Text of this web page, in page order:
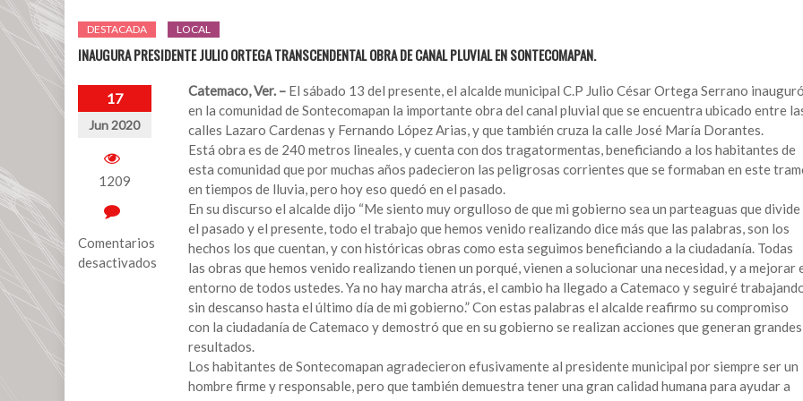
DESTACADA LOCAL
INAUGURA PRESIDENTE JULIO ORTEGA TRANSCENDENTAL OBRA DE CANAL PLUVIAL EN SONTECOMAPAN.
17
Jun 2020
1209
Comentarios
desactivados
TRANSCENDENTAL
Catemaco, Ver. –El sábado 13 del presente, el alcalde municipal C.P Julio César Ortega Serrano inauguró
en la comunidad de Sontecomapan la importante obra del canal pluvial que se encuentra ubicado entre
calles Lazaro Cardenas y Fernando López Arias, y que también cruza la calle José María Dorantes.
Está obra es de 240 metros lineales, y cuenta con dos tragatormentas, beneficiando a los habitantes de
esta comunidad que por muchas años padecieron las peligrosas corrientes que se formaban en este
en tiempos de lluvia, pero hoy eso quedó en el pasado.
En su discurso el alcalde dijo “Me siento muy orgulloso de que mi gobierno sea un parteaguas que divide
el pasado y el presente, todo el trabajo que hemos venido realizando dice más que las palabras, son los
hechos los que cuentan, y con históricas obras como esta seguimos beneficiando a la ciudadanía. Todas
las obras que hemos venido realizando tienen un porqué, vienen a solucionar una necesidad, y a mejorar
entorno de todos ustedes. Ya no hay marcha atrás, el cambio ha llegado a Catemaco y seguiré
sin descanso hasta el último día de mi gobierno.” Con estas palabras el alcalde reafirmo su compromiso
con la ciudadanía de Catemaco y demostró que en su gobierno se realizan acciones que generan grandes
resultados.
Los habitantes de Sontecomapan agradecieron efusivamente al presidente municipal por siempre ser un
hombre firme y responsable, pero que también demuestra tener una gran calidad humana para ayudar a